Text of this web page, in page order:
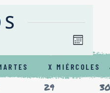
DE
de
de
Mes
X MIÉRCOLES
0
29
0
30